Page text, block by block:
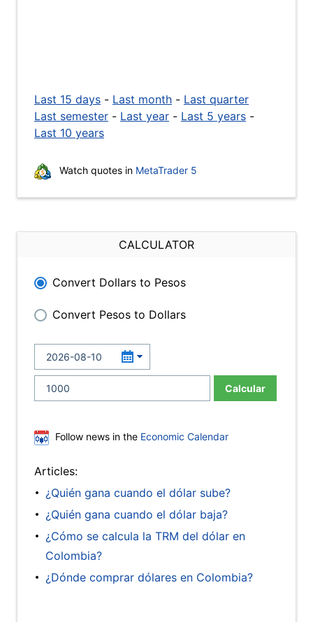
Last 15 days - Last month - Last quarter
Last semester - Last year - Last 5 years -
Last 10 years
Watch quotes in MetaTrader 5
CALCULATOR
Convert Dollars to Pesos
Convert Pesos to Dollars
Calcular
Follow news in the Economic Calendar
Articles:
¿Quién gana cuando el dólar sube?
¿Quién gana cuando el dólar baja?
¿Cómo se calcula la TRM del dólar en
Colombia?
¿Dónde comprar dólares en Colombia?